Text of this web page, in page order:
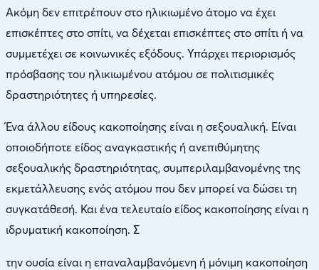
Ακόμη δεν επιτρέπουν στο ηλικιωμένο άτομο να έχει
επισκέπτες στο σπίτι, να δέχεται επισκέπτες στο σπίτι ή να
συμμετέχει σε κοινωνικές εξόδους. Υπάρχει περιορισμός
πρόσβασης του ηλικιωμένου ατόμου σε πολιτισμικές
δραστηριότητες ή υπηρεσίες.
Ένα άλλου είδους κακοποίησης είναι η σεξουαλική. Είναι
οποιοδήποτε είδος αναγκαστικής ή ανεπιθύμητης
σεξουαλικής δραστηριότητας, συμπεριλαμβανομένης της
εκμετάλλευσης ενός ατόμου που δεν μπορεί να δώσει τη
συγκατάθεσή. Και ένα τελευταίο είδος κακοποίησης είναι η
ιδρυματική κακοποίηση. Σ
την ουσία είναι η επαναλαμβανόμενη ή μόνιμη κακοποίηση